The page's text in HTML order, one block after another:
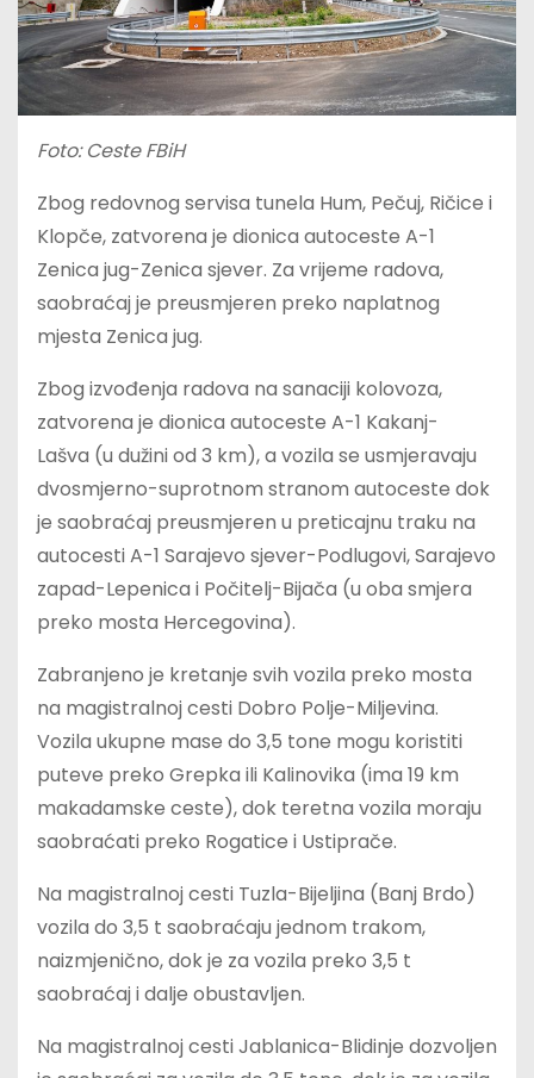
Foto: Ceste FBiH
Zbog redovnog servisa tunela Hum, Pečuj, Ričice i
Klopče, zatvorena je dionica autoceste A-1
Zenica jug-Zenica sjever. Za vrijeme radova,
saobraćaj je preusmjeren preko naplatnog
mjesta Zenica jug.
Zbog izvođenja radova na sanaciji kolovoza,
zatvorena je dionica autoceste A-1 Kakanj-
Lašva (u dužini od 3 km), a vozila se usmjeravaju
dvosmjerno-suprotnom stranom autoceste dok
je saobraćaj preusmjeren u preticajnu traku na
autocesti A-1 Sarajevo sjever-Podlugovi, Sarajevo
zapad-Lepenica i Počitelj-Bijača (u oba smjera
preko mosta Hercegovina).
Zabranjeno je kretanje svih vozila preko mosta
na magistralnoj cesti Dobro Polje-Miljevina.
Vozila ukupne mase do 3,5 tone mogu koristiti
puteve preko Grepka ili Kalinovika (ima 19 km
makadamske ceste), dok teretna vozila moraju
saobraćati preko Rogatice i Ustiprače.
Na magistralnoj cesti Tuzla-Bijeljina (Banj Brdo)
vozila do 3,5 t saobraćaju jednom trakom,
naizmjenično, dok je za vozila preko 3,5 t
saobraćaj i dalje obustavljen.
Na magistralnoj cesti Jablanica-Blidinje dozvoljen